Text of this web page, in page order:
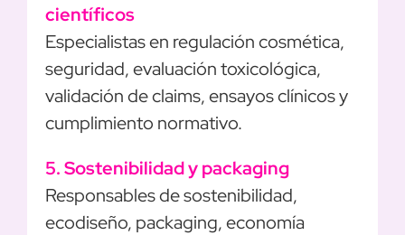
científicos
Especialistas en regulación cosmética,
seguridad, evaluación toxicológica,
validación de claims, ensayos clínicos y
cumplimiento normativo.
5. Sostenibilidad y packaging
Responsables de sostenibilidad,
ecodiseño, packaging, economía